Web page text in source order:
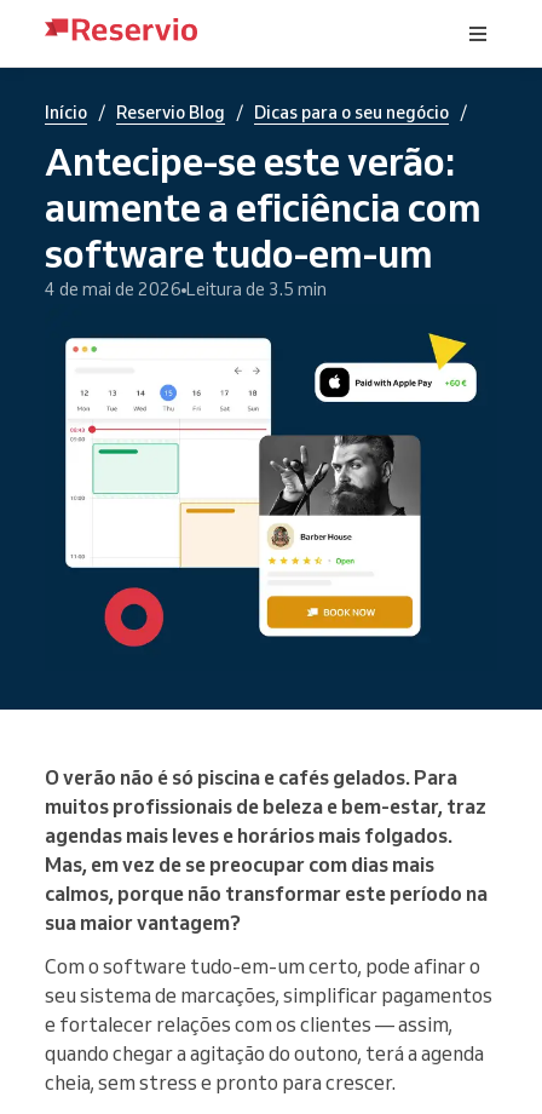
Início / Reservio Blog / Dicas para o seu negócio /
Antecipe-se este verão:
aumente a eficiência com
software tudo-em-um
4 de mai de 2026 Leitura de 3.5 min
O verão não é só piscina e cafés gelados. Para
muitos profissionais de beleza e bem-estar, traz
agendas mais leves e horários mais folgados.
Mas, em vez de se preocupar com dias mais
calmos, porque não transformar este período na
sua maior vantagem?
Com o software tudo-em-um certo, pode afinar o
seu sistema de marcações, simplificar pagamentos
e fortalecer relações com os clientes — assim,
quando chegar a agitação do outono, terá a agenda
cheia, sem stress e pronto para crescer.